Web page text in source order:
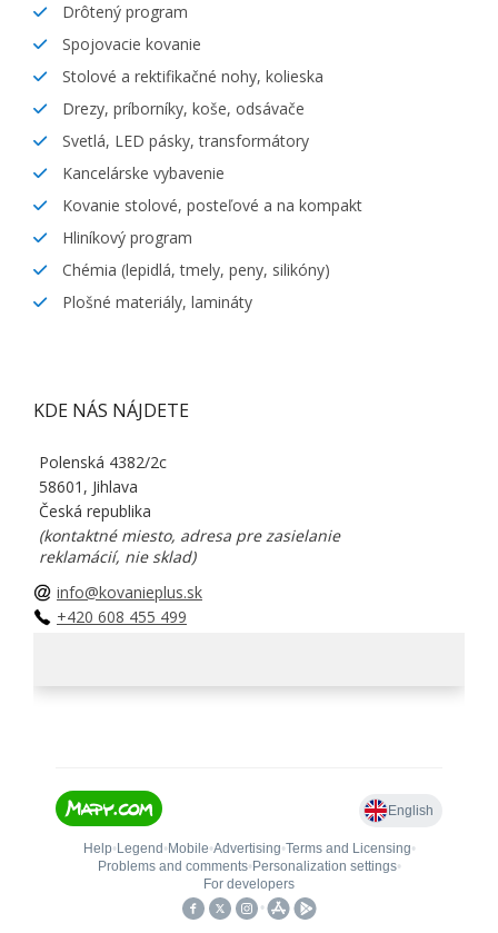
Drôtený program
Spojovacie kovanie
Stolové a rektifikačné nohy, kolieska
Drezy, príborníky, koše, odsávače
Svetlá, LED pásky, transformátory
Kancelárske vybavenie
Kovanie stolové, posteľové a na kompakt
Hliníkový program
Chémia (lepidlá, tmely, peny, silikóny)
Plošné materiály, lamináty
KDE NÁS NÁJDETE
Polenská 4382/2c
58601, Jihlava
Česká republika
(kontaktné miesto, adresa pre zasielanie
reklamácií, nie sklad)
info@kovanieplus.sk
+420 608 455 499